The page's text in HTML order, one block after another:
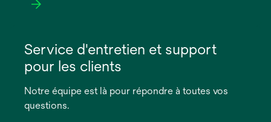
dans
nouvel
onglet
Service d'entretien et support
pour les clients
Notre équipe est là pour répondre à toutes vos
questions.